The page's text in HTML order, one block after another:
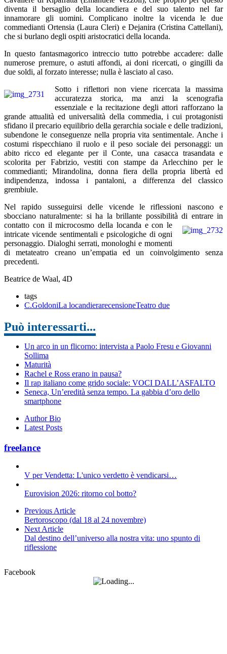
diventa il bersaglio della locandiera e del suo talento nel far
innamorare gli uomini. Complicano inoltre la vicenda le due
commedianti Ortensia (Laura Cleri) e Dejanira (Cristina Cattellani),
che si burlano degli ospiti aristocratici della locanda.
In questo fantasmagorico intreccio tutto potrebbe accadere: dalle
numerose premure, o astuti affondi, ai doni ricercati, o gingilli da
due soldi, al forzato interesse; nulla è lasciato al caso.
Sotto i riflettori non viene ricercata la massima
accuratezza storica, ma anzi la scenografia
essenziale e la recitazione degli attori rafforzano la
grande attualità ed universalità della commedia, i cui protagonisti
sfidano il precario equilibrio della gerarchia sociale e delle tradizioni,
subendone le conseguenze nella propria vita sentimentale. Anche i
costumi rispecchiano il ruolo e il peso sociale dei personaggi: un
abito ricco ed elegante per il Conte, una casacca trasandata e
scolorita per Fabrizio, vestiti con stampe da Arlecchino per le
commedianti; Mirandolina, donna fiera della propria libertà ed
indipendenza, indossa i pantaloni, a differenza del classico
grembiule.
Nel rapido susseguirsi delle vicende le riflessioni nascono e
sbocciano naturalmente: si ha la brillante possibilità di entrare in
contatto con il microcosmo della locanda e con le
intricate vicende sentimentali e psicologiche di ogni
personaggio. Dialoghi serrati, monologhi e momenti
di metateatro creano un’empatia ed un coinvolgimento senza
precedenti.
Beatrice de Waal, 4D
tags
C.GoldoniLa locandierarecensioneTeatro due
Può interessarti...
Un arco in un flicorno: intervista a Paolo Fresu e Giovanni
Sollima
Maturità
Rachel e Ross erano in pausa?
Il rap italiano come grido sociale: VOCI DALL’ASFALTO
Seneca, Un’eredità senza tempo. La gabbia d’oro dello
smartphone
Author Bio
Latest Posts
freelance
V per Vendetta: L'unico verdetto è vendicarsi…
Eurovision 2026: ritorno col botto?
Previous Article
Bertoroscopo (dal 18 al 24 novembre)
Next Article
Dal destino dell’universo alla nostra vita: uno spunto di
riflessione
Facebook